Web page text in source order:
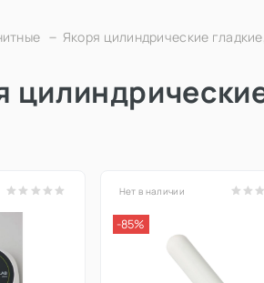
Якоря цилиндрические
Нет в наличии
-85%